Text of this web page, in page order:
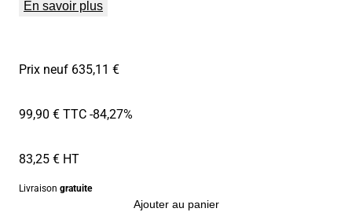
En savoir plus
Prix neuf 635,11 €
99,90 € TTC-84,27%
83,25 € HT
Livraison gratuite
Ajouter au panier